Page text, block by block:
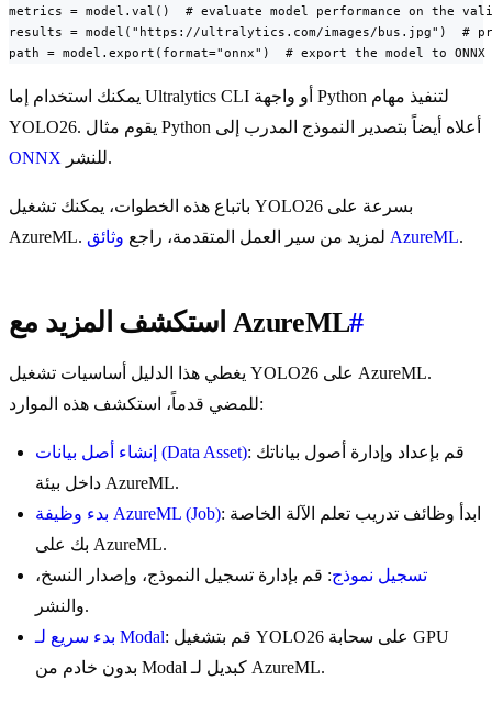
metrics = model.val()  # evaluate model performance on the
results = model("https://ultralytics.com/images/bus.jpg")  #
path = model.export(format="onnx")  # export the model to ONNX
يمكنك استخدام إما Ultralytics CLI أو واجهة Python لتنفيذ مهام
YOLO26. يقوم مثال Python أعلاه أيضاً بتصدير النموذج المدرب إلى
ONNX
للنشر.
باتباع هذه الخطوات، يمكنك تشغيل YOLO26 بسرعة على
AzureML. لمزيد من سير العمل المتقدمة، راجع وثائق AzureML.
استكشف المزيد مع AzureML#
يغطي هذا الدليل أساسيات تشغيل YOLO26 على AzureML.
للمضي قدماً، استكشف هذه الموارد:
إنشاء أصل بيانات (Data Asset): قم بإعداد وإدارة أصول بياناتك
داخل بيئة AzureML.
بدء وظيفة AzureML (Job): ابدأ وظائف تدريب تعلم الآلة الخاصة
بك على AzureML.
تسجيل نموذج: قم بإدارة تسجيل النموذج، وإصدار النسخ،
والنشر.
بدء سريع لـ Modal: قم بتشغيل YOLO26 على سحابة GPU
بدون خادم من Modal كبديل لـ AzureML.